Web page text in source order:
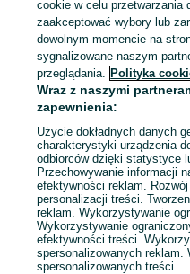
sprzedającym
Zaloguj się / Załóż konto
cookie w celu przetwarzania
zaakceptować wybory lub
dowolnym momencie na
sygnalizowane naszym
przeglądania. Polityka
Wraz z naszymi
zapewnienia:
Użycie dokładnych danych
charakterystyki urządzenia
odbiorców dzięki statystyce
Przechowywanie informacji
efektywności reklam.
personalizacji treści.
reklam. Wykorzystywanie
Wykorzystywanie
efektywności treści.
spersonalizowanych reklam.
spersonalizowanych treści.